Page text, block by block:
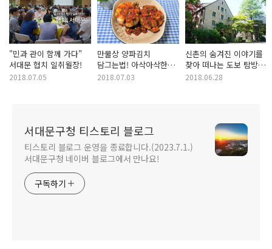
"민과 관이 함께 가다"
서대문 협치 일취월장!
2018.07.05
만물상 양파김치
담그는법! 아삭아삭한
양파 맛이 끝내줘요~
2018.07.03
신촌의 숨겨진 이야기를
찾아 떠나는 도보 탐방
여행!
2018.06.28
서대문구청 티스토리 블로그
티스토리 블로그 운영을 종료합니다.(2023.7.1.)
서대문구청 네이버 블로그에서 만나요!
구독하기